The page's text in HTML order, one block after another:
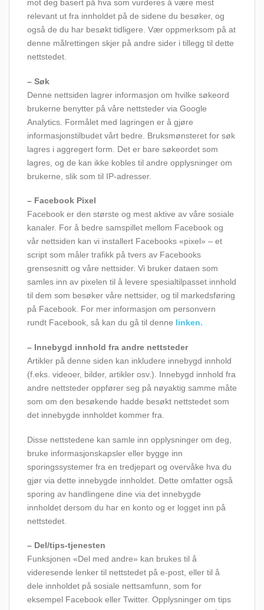
mot deg basert på hva som vurderes å være mest
relevant ut fra innholdet på de sidene du besøker, og
også de du har besøkt tidligere. Vær oppmerksom på at
denne målrettingen skjer på andre sider i tillegg til dette
nettstedet.
– Søk
Denne nettsiden lagrer informasjon om hvilke søkeord
brukerne benytter på våre nettsteder via Google
Analytics. Formålet med lagringen er å gjøre
informasjonstilbudet vårt bedre. Bruksmønsteret for søk
lagres i aggregert form. Det er bare søkeordet som
lagres, og de kan ikke kobles til andre opplysninger om
brukerne, slik som til IP-adresser.
– Facebook Pixel
Facebook er den største og mest aktive av våre sosiale
kanaler. For å bedre samspillet mellom Facebook og
vår nettsiden kan vi installert Facebooks «pixel» – et
script som måler trafikk på tvers av Facebooks
grensesnitt og våre nettsider. Vi bruker dataen som
samles inn av pixelen til å levere spesialtilpasset innhold
til dem som besøker våre nettsider, og til markedsføring
på Facebook. For mer informasjon om personvern
rundt Facebook, så kan du gå til denne linken.
– Innebygd innhold fra andre nettsteder
Artikler på denne siden kan inkludere innebygd innhold
(f.eks. videoer, bilder, artikler osv.). Innebygd innhold fra
andre nettsteder oppfører seg på nøyaktig samme måte
som om den besøkende hadde besøkt nettstedet som
det innebygde innholdet kommer fra.
Disse nettstedene kan samle inn opplysninger om deg,
bruke informasjonskapsler eller bygge inn
sporingssystemer fra en tredjepart og overvåke hva du
gjør via dette innebygde innholdet. Dette omfatter også
sporing av handlingene dine via det innebygde
innholdet dersom du har en konto og er logget inn på
nettstedet.
– Del/tips-tjenesten
Funksjonen «Del med andre» kan brukes til å
videresende lenker til nettstedet på e-post, eller til å
dele innholdet på sosiale nettsamfunn, som for
eksempel Facebook eller Twitter. Opplysninger om tips